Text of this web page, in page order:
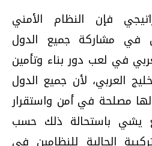
فإن النظام الأمني
في مشاركة جميع الدول
في لعب دور بناء وتأمين
العربي، لأن جميع الدول
مصلحة في أمن واستقرار
يشي باستحالة ذلك حسب
الحالية للنظامين في